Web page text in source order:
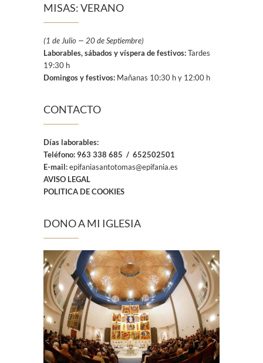
MISAS: VERANO
(1 de Julio — 20 de Septiembre)
Laborables, sábados y víspera de festivos:Tardes
19:30 h
Domingos y festivos: Mañanas 10:30 h y 12:00 h
CONTACTO
Días laborables:
Teléfono: 963 338 685 / 652502501
E-mail:epifaniasantotomas@epifania.es
AVISO LEGAL
POLITICA DE COOKIES
DONO A MI IGLESIA